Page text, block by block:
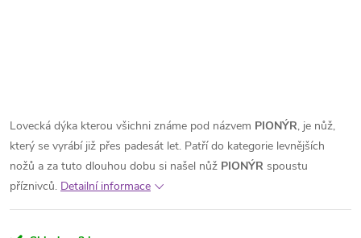
Lovecká dýka kterou všichni známe pod názvem PIONÝR, je nůž,
který se vyrábí již přes padesát let. Patří do kategorie levnějších
nožů a za tuto dlouhou dobu si našel nůž PIONÝR spoustu
příznivců. Detailní informace